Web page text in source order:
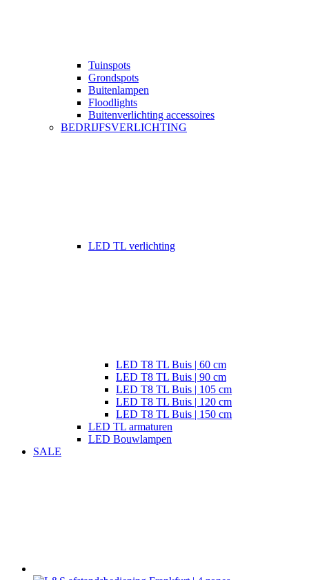
Tuinspots
Grondspots
Buitenlampen
Floodlights
Buitenverlichting accessoires
BEDRIJFSVERLICHTING
LED TL verlichting
LED T8 TL Buis | 60 cm
LED T8 TL Buis | 90 cm
LED T8 TL Buis | 105 cm
LED T8 TL Buis | 120 cm
LED T8 TL Buis | 150 cm
LED TL armaturen
LED Bouwlampen
SALE